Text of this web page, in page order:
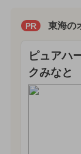
PR 東海の
ピュアハ
クみなと